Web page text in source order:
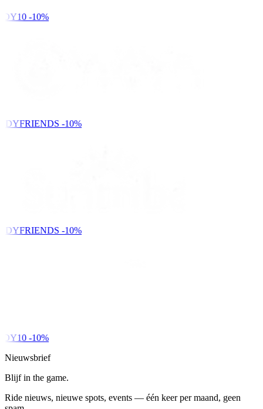
-10%
-10%
-10%
-10%
Nieuwsbrief
Blijf in the game.
Ride nieuws, nieuwe spots, events — één keer per maand, geen